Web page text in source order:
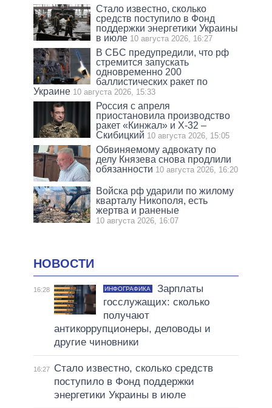
Стало известно, сколько
средств поступило в Фонд
поддержки энергетики Украины
в июле 10 августа 2026, 16:27
В СБС предупредили, что рф
стремится запускать
одновременно 200
баллистических ракет по
Украине 10 августа 2026, 15:33
Россия с апреля
приостановила производство
ракет «Кинжал» и Х-32 –
Скибицкий 10 августа 2026, 15:05
Обвиняемому адвокату по
делу Князева снова продлили
обязанности 10 августа 2026, 16:20
Войска рф ударили по жилому
кварталу Никополя, есть
жертва и раненые
10 августа 2026, 16:07
НОВОСТИ
16:28 ИНФОГРАФИКА
Зарплаты
госслужащих: сколько
получают
антикоррупционеры, деловоды и
другие чиновники
16:27
Стало известно, сколько средств
поступило в Фонд поддержки
энергетики Украины в июле